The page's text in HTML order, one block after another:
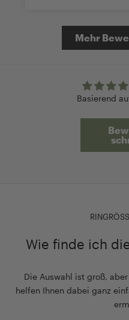
Mehr
Basierend
Wie finde ich
Die Auswahl ist groß,
helfen Ihnen dabei ganz